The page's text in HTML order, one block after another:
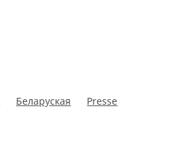
Беларуская Presse